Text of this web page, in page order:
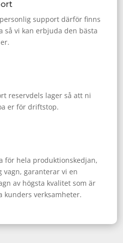
support därför finns
så vi kan erbjuda den bästa
reservdels lager så att ni
er för driftstop.
för hela produktionskedjan,
garanterar vi en
av högsta kvalitet som är
kunders verksamheter.